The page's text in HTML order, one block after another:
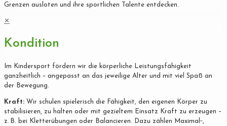
Grenzen ausloten und ihre sportlichen Talente entdecken.
✕
Kondition
Im Kindersport fördern wir die körperliche Leistungsfähigkeit
ganzheitlich – angepasst an das jeweilige Alter und mit viel Spaß an
der Bewegung.
Kraft: Wir schulen spielerisch die Fähigkeit, den eigenen Körper zu
stabilisieren, zu halten oder mit gezieltem Einsatz Kraft zu erzeugen –
z. B. bei Kletterübungen oder Balancieren. Dazu zählen Maximal‐,